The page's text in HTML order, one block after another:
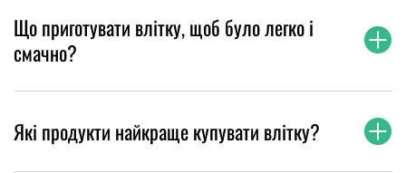
Що приготувати влітку, щоб було легко і
смачно?
Які продукти найкраще купувати влітку?